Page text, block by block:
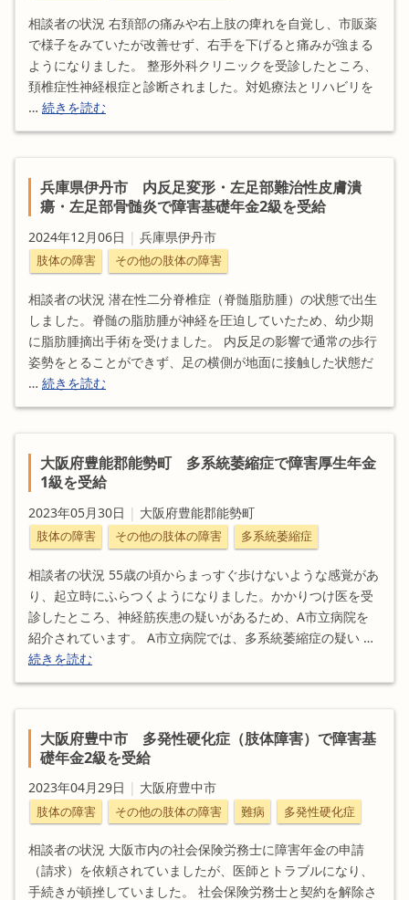
相談者の状況 右頚部の痛みや右上肢の痺れを自覚し、市販薬
で様子をみていたが改善せず、右手を下げると痛みが強まる
ようになりました。 整形外科クリニックを受診したところ、
頚椎症性神経根症と診断されました。対処療法とリハビリを
… 続きを読む
兵庫県伊丹市 内反足変形・左足部難治性皮膚潰
瘍・左足部骨髄炎で障害基礎年金2級を受給
2024年12月06日 | 兵庫県伊丹市
肢体の障害 その他の肢体の障害
相談者の状況 潜在性二分脊椎症（脊髄脂肪腫）の状態で出生
しました。脊髄の脂肪腫が神経を圧迫していたため、幼少期
に脂肪腫摘出手術を受けました。 内反足の影響で通常の歩行
姿勢をとることができず、足の横側が地面に接触した状態だ
… 続きを読む
大阪府豊能郡能勢町 多系統萎縮症で障害厚生年金
1級を受給
2023年05月30日 | 大阪府豊能郡能勢町
肢体の障害 その他の肢体の障害 多系統萎縮症
相談者の状況 55歳の頃からまっすぐ歩けないような感覚があ
り、起立時にふらつくようになりました。かかりつけ医を受
診したところ、神経筋疾患の疑いがあるため、A市立病院を
紹介されています。 A市立病院では、多系統萎縮症の疑い …
続きを読む
大阪府豊中市 多発性硬化症（肢体障害）で障害基
礎年金2級を受給
2023年04月29日 | 大阪府豊中市
肢体の障害 その他の肢体の障害 難病 多発性硬化症
相談者の状況 大阪市内の社会保険労務士に障害年金の申請
（請求）を依頼されていましたが、医師とトラブルになり、
手続きが頓挫していました。 社会保険労務士と契約を解除さ